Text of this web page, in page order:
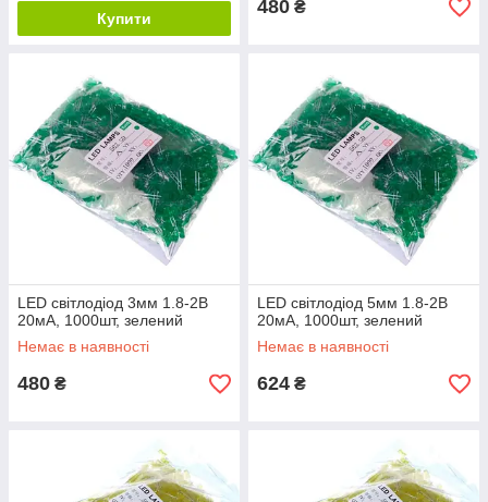
Купити
480 ₴
LED світлодіод 3мм 1.8-2В
20мА, 1000шт, зелений
Немає в наявності
480 ₴
LED світлодіод 5мм 1.8-2В
20мА, 1000шт, зелений
Немає в наявності
624 ₴